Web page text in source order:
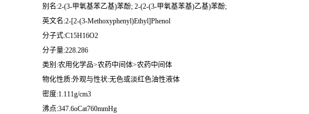
别名:2-(3-甲氧基苯乙基)苯酚; 2-(2-(3-甲氧基苯基)乙基)苯酚;
英文名:2-[2-(3-Methoxyphenyl)Ethyl]Phenol
分子式:C15H16O2
分子量:228.286
类别:农用化学品>农药中间体>农药中间体
物化性质:外观与性状:无色或淡红色油性液体
密度:1.111g/cm3
沸点:347.6oCat760mmHg